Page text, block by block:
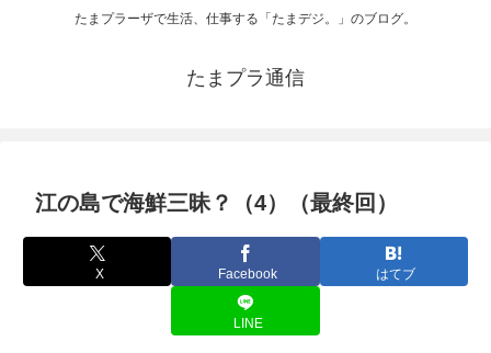
たまプラーザで生活、仕事する「たまデジ。」のブログ。
たまプラ通信
江の島で海鮮三昧？（4）（最終回）
X Facebook はてブ
LINE